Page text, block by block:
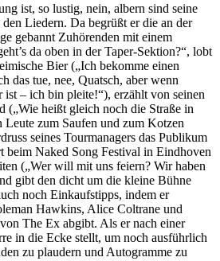
ist, so lustig, nein, albern sind seine
Liedern. Da begrüßt er die an der
gebannt Zuhörenden mit einem
da oben in der Taper-Sektion?“, lobt
Bier („Ich bekomme einen
das tue, nee, Quatsch, aber wenn
– ich bin pleite!“), erzählt von seinen
(„Wie heißt gleich noch die Straße in
zum Saufen und zum Kotzen
seines Tourmanagers das Publikum
beim Naked Song Festival in Eindhoven
(„Wer will mit uns feiern? Wir haben
gibt den dicht um die kleine Bühne
noch Einkaufstipps, indem er
Hawkins, Alice Coltrane und
The Ex abgibt. Als er nach einer
in die Ecke stellt, um noch ausführlich
zu plaudern und Autogramme zu